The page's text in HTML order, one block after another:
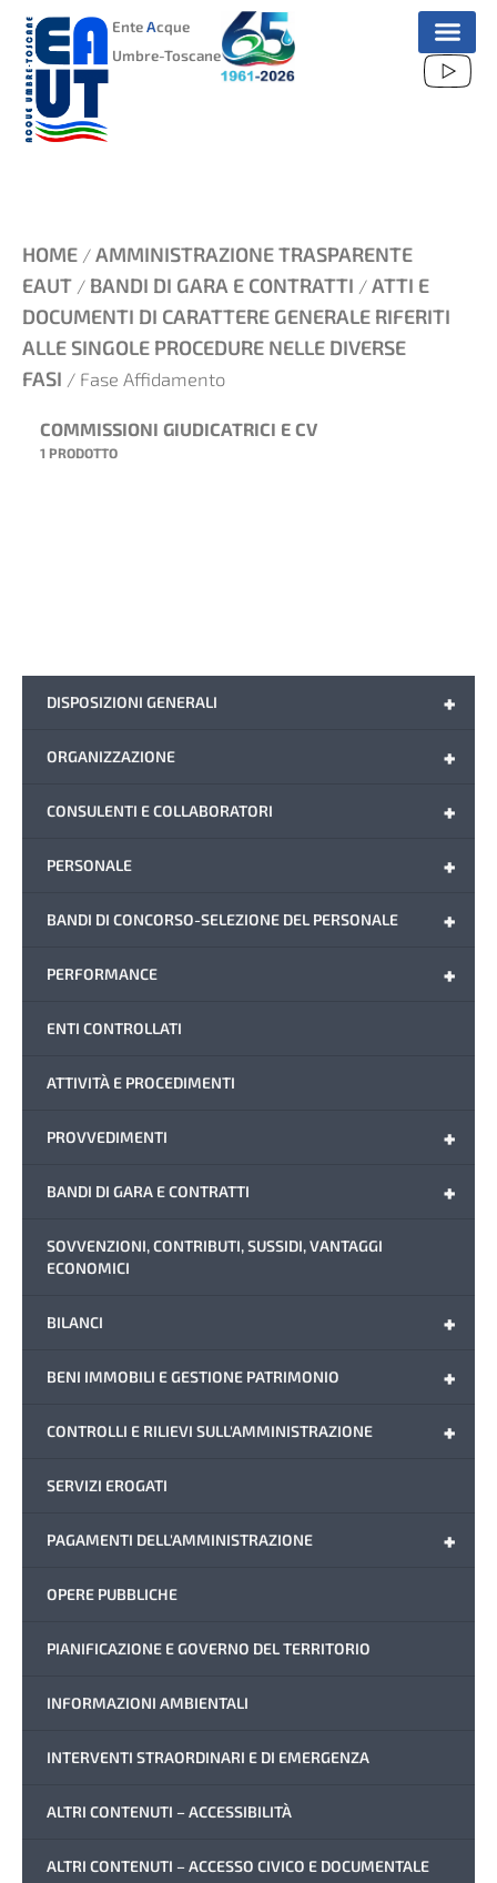
VAI
CONTENUTO
EnteAcque
Umbre-Toscane
+
DISPOSIZIONI GENERALI
+
ORGANIZZAZIONE
+
CONSULENTI E COLLABORATORI
+
PERSONALE
+
BANDI DI CONCORSO-SELEZIONE DEL PERSONALE
+
PERFORMANCE
ENTI CONTROLLATI
ATTIVITÀ E PROCEDIMENTI
+
PROVVEDIMENTI
+
BANDI DI GARA E CONTRATTI
SOVVENZIONI, CONTRIBUTI, SUSSIDI, VANTAGGI
ECONOMICI
+
BILANCI
+
BENI IMMOBILI E GESTIONE PATRIMONIO
+
CONTROLLI E RILIEVI SULL'AMMINISTRAZIONE
SERVIZI EROGATI
+
PAGAMENTI DELL'AMMINISTRAZIONE
OPERE PUBBLICHE
PIANIFICAZIONE E GOVERNO DEL TERRITORIO
INFORMAZIONI AMBIENTALI
INTERVENTI STRAORDINARI E DI EMERGENZA
ALTRI CONTENUTI – ACCESSIBILITÀ
ALTRI CONTENUTI – ACCESSO CIVICO E DOCUMENTALE
HOME / AMMINISTRAZIONE TRASPARENTE
EAUT / BANDI DI GARA E CONTRATTI / ATTI E
DOCUMENTI DI CARATTERE GENERALE RIFERITI
ALLE SINGOLE PROCEDURE NELLE DIVERSE
FASI / Fase Affidamento
COMMISSIONI GIUDICATRICI E CV
1 PRODOTTO